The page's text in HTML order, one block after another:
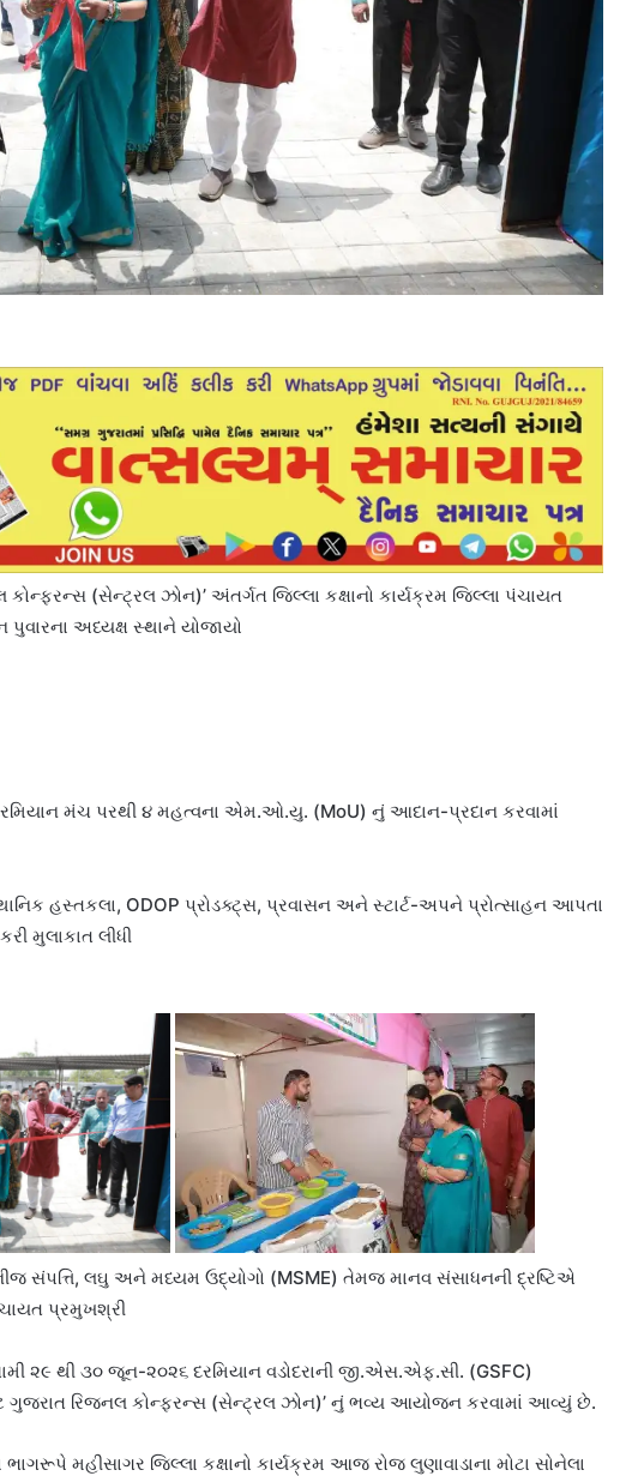
(સેન્ટ્રલ ઝોન)’ અંતર્ગત જિલ્લા કક્ષાનો કાર્યક્રમ જિલ્લા પંચાયત
અધ્યક્ષ સ્થાને યોજાયો
દરમિયાન મંચ પરથી ૪ મહત્વના એમ.ઓ.યુ. (MoU) નું આદાન-પ્રદાન કરવામાં
હસ્તકલા, ODOP પ્રોડક્ટ્સ, પ્રવાસન અને સ્ટાર્ટ-અપને પ્રોત્સાહન આપતા
મુલાકાત લીધી
સંપત્તિ, લઘુ અને મધ્યમ ઉદ્યોગો (MSME) તેમજ માનવ સંસાધનની દ્રષ્ટિએ
પ્રમુખશ્રી
૨૯ થી ૩૦ જૂન-૨૦૨૬ દરમિયાન વડોદરાની જી.એસ.એફ.સી. (GSFC)
ગુજરાત રિજનલ કોન્ફરન્સ (સેન્ટ્રલ ઝોન)’ નું ભવ્ય આયોજન કરવામાં આવ્યું છે.
મહીસાગર જિલ્લા કક્ષાનો કાર્યક્રમ આજ રોજ લુણાવાડાના મોટા સોનેલા